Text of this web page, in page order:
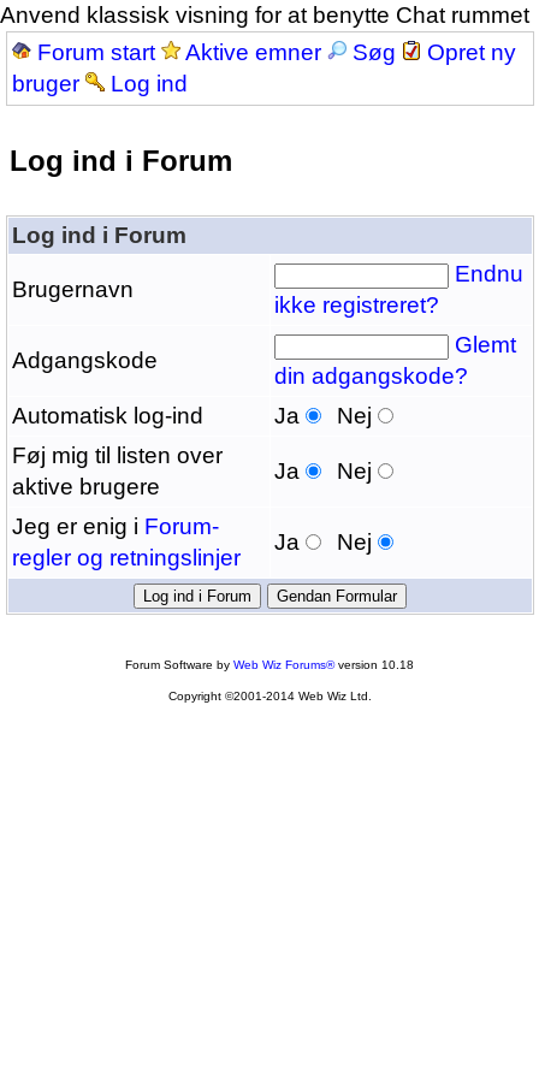
Anvend klassisk visning for at benytte Chat rummet
Forum start
Aktive emner Søg
Opret ny
bruger
Log ind
Log ind i Forum
Log ind i Forum
Brugernavn
Endnu
ikke registreret?
Adgangskode
Glemt
din adgangskode?
Automatisk log-ind
Ja
Nej
Føj mig til listen over
aktive brugere
Ja Nej
Jeg er enig i Forum-
regler og retningslinjer
Ja Nej
Forum Software by Web Wiz Forums®version 10.18
Copyright ©2001-2014 Web Wiz Ltd.